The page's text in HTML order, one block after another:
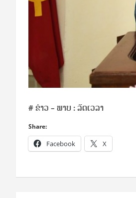
# ຂ່າວ – ພາບ : ລັດເວລາ
Share:
Facebook X